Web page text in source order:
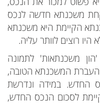
משכנתא חדשה לנכס
הקיימת היא משכנתא
רוצים לוותר עליה.
משכנתאות' לתמונה
העברת המשכנתא הטובה,
החדש. במידה ונדרשת
לסכום הנכס החדש,